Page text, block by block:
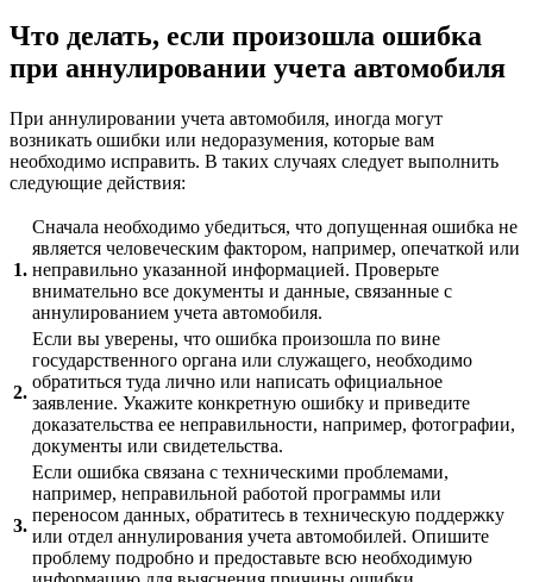
Что делать, если произошла ошибка
при аннулировании учета автомобиля
При аннулировании учета автомобиля, иногда могут
возникать ошибки или недоразумения, которые вам
необходимо исправить. В таких случаях следует выполнить
следующие действия:
1.
Сначала необходимо убедиться, что допущенная ошибка не
является человеческим фактором, например, опечаткой или
неправильно указанной информацией. Проверьте
внимательно все документы и данные, связанные с
аннулированием учета автомобиля.
2.
Если вы уверены, что ошибка произошла по вине
государственного органа или служащего, необходимо
обратиться туда лично или написать официальное
заявление. Укажите конкретную ошибку и приведите
доказательства ее неправильности, например, фотографии,
документы или свидетельства.
3.
Если ошибка связана с техническими проблемами,
например, неправильной работой программы или
переносом данных, обратитесь в техническую поддержку
или отдел аннулирования учета автомобилей. Опишите
проблему подробно и предоставьте всю необходимую